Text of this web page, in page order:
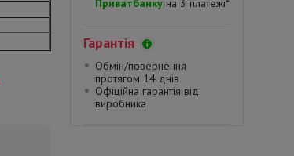
Приватбанку на 3 платежі*
Гарантія
Обмін/повернення
протягом 14 днів
Офіційна гарантія від
виробника